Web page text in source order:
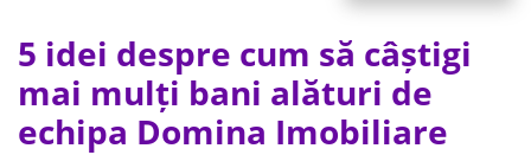
5 idei despre cum să câștigi
mai mulți bani alături de
echipa Domina Imobiliare